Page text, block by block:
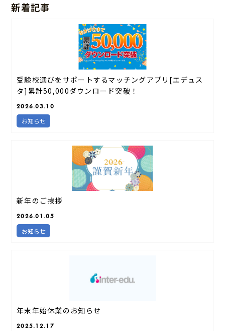
新着記事
受験校選びをサポートするマッチングアプリ[エデュス
タ]累計50,000ダウンロード突破！
2026.03.10
お知らせ
新年のご挨拶
2026.01.05
お知らせ
年末年始休業のお知らせ
2025.12.17